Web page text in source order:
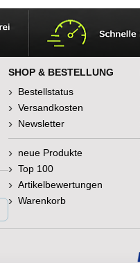
SHOP & BESTELLUNG
Bestellstatus
Versandkosten
Newsletter
neue Produkte
Top 100
Artikelbewertungen
Warenkorb